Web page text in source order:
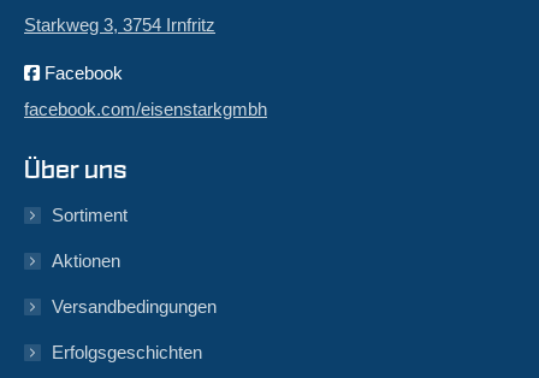
Starkweg 3, 3754 Irnfritz
Facebook
facebook.com/eisenstarkgmbh
Über uns
Sortiment
Aktionen
Versandbedingungen
Erfolgsgeschichten